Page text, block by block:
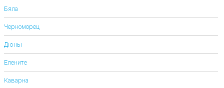
Бяла
Черноморец
Дюны
Елените
Каварна